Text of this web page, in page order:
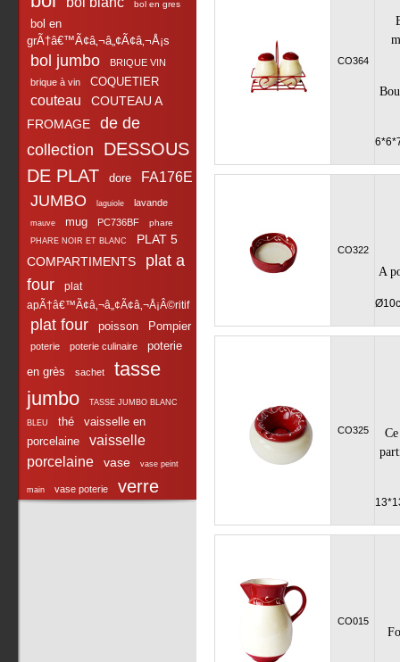
CO364
CO322
A
CO325
CO015
bol en gres
bol en
grÃ†â€™Ã¢â‚¬â„¢Ã¢â‚¬Å¡s
bol jumbo
BRIQUE VIN
brique à vin
COQUETIER
couteau
COUTEAU A
FROMAGE
de de
collection
DESSOUS
DE PLAT
dore FA176E
JUMBO laguiole lavande
mauve mug PC736BF phare
PHARE NOIR ET BLANC
PLAT 5
COMPARTIMENTS
plat a
four
plat
apÃ†â€™Ã¢â‚¬â„¢Ã¢â‚¬Å¡Â©ritif
plat four poisson Pompier
poterie poterie culinaire
poterie
en grès
sachet
tasse
jumbo
TASSE JUMBO BLANC
BLEU thé
vaisselle en
porcelaine
vaisselle
porcelaine
vase vase peint
main vase poterie verre